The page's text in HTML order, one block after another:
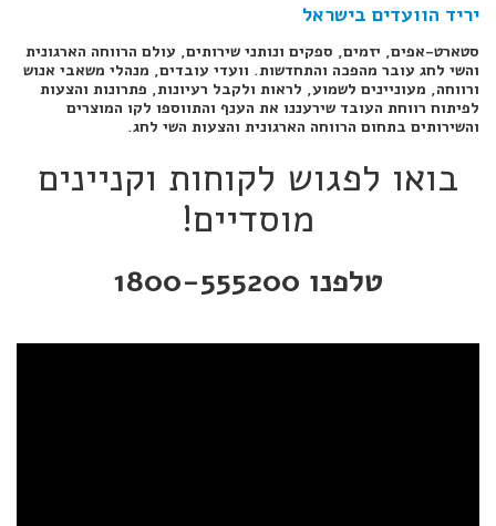
יריד הוועדים בישראל
סטארט-אפים, יזמים, ספקים ונותני שירותים, עולם הרווחה הארגונית
והשי לחג עובר מהפכה והתחדשות. וועדי עובדים, מנהלי משאבי אנוש
ורווחה, מעוניינים לשמוע, לראות ולקבל רעיונות, פתרונות והצעות
לפיתוח רווחת העובד שירעננו את הענף והתווספו לקו המוצרים
והשירותים בתחום הרווחה הארגונית והצעות השי לחג.
בואו לפגוש לקוחות וקניינים
מוסדיים!
טלפנו 1800-555200